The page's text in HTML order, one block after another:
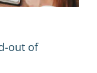
out of